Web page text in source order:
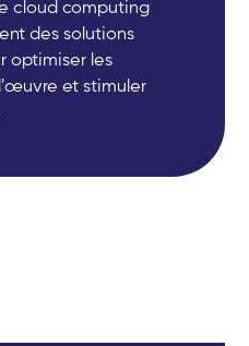
cloud computing
des solutions
optimiser les
et stimuler